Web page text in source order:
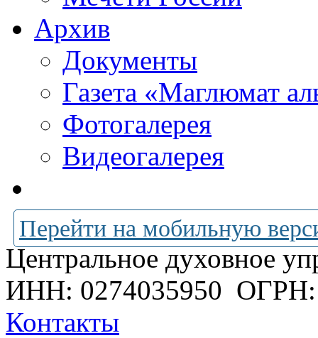
Архив
Документы
Газета «Маглюмат
Фотогалерея
Видеогалерея
Перейти на мобильную
Центральное духовное
ИНН: 0274035950 ОГРН:
Контакты